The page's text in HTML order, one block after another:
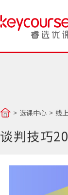
选课中心 线
谈判技巧